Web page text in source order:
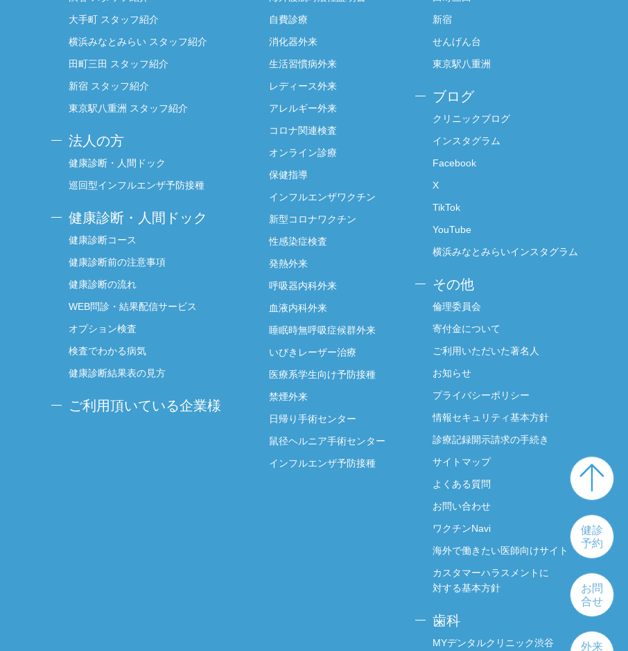
健診
予約
お問
合せ
外来
大手町 スタッフ紹介
横浜みなとみらい スタッフ紹介
田町三田 スタッフ紹介
新宿 スタッフ紹介
東京駅八重洲 スタッフ紹介
法人の方
健康診断・人間ドック
巡回型インフルエンザ予防接種
健康診断・人間ドック
健康診断コース
健康診断前の注意事項
健康診断の流れ
WEB問診・結果配信サービス
オプション検査
検査でわかる病気
健康診断結果表の見方
ご利用頂いている企業様
自費診療
消化器外来
生活習慣病外来
レディース外来
アレルギー外来
コロナ関連検査
オンライン診療
保健指導
インフルエンザワクチン
新型コロナワクチン
性感染症検査
発熱外来
呼吸器内科外来
血液内科外来
睡眠時無呼吸症候群外来
いびきレーザー治療
医療系学生向け予防接種
禁煙外来
日帰り手術センター
鼠径ヘルニア手術センター
インフルエンザ予防接種
新宿
せんげん台
東京駅八重洲
ブログ
クリニックブログ
インスタグラム
Facebook
X
TikTok
YouTube
横浜みなとみらいインスタグラム
その他
倫理委員会
寄付金について
ご利用いただいた著名人
お知らせ
プライバシーポリシー
情報セキュリティ基本方針
診療記録開示請求の手続き
サイトマップ
よくある質問
お問い合わせ
ワクチンNavi
海外で働きたい医師向けサイト
カスタマーハラスメントに
対する基本方針
歯科
MYデンタルクリニック渋谷